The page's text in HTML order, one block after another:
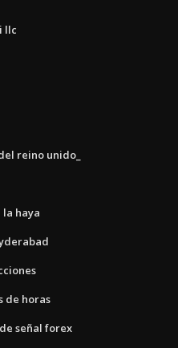
llc
reino unido_
la haya
de horas
señal forex